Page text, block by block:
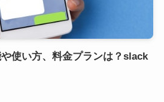
使い方、料金プランは？slack